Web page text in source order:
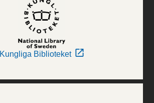
Kungliga Biblioteket